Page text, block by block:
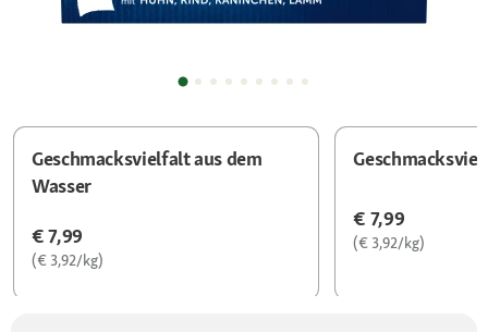
Geschmacksvielfalt aus dem
Wasser
€ 7,99
(€ 3,92/kg)
€ 7,99
(€ 3,92/kg)